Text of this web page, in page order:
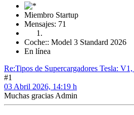
Miembro Startup
Mensajes: 71
Coche:: Model 3 Standard 2026
En línea
Re:Tipos de Supercargadores Tesla:
#1
03 Abril 2026, 14:19 h
Muchas gracias Admin